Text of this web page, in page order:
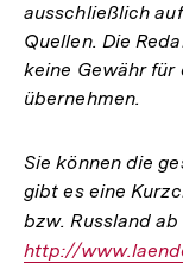
ausschließlich
Quellen. Die
keine Gewähr
übernehmen.
Sie können die
gibt es eine
bzw. Russland
http://